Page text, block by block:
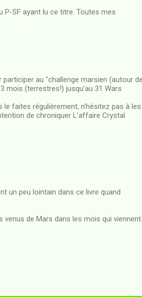
SF ayant lu ce titre. Toutes mes
au "challenge marsien (autour de
mois (terrestres!) jusqu'au 31 Wars
faites régulièrement, n'hésitez pas à les
de chroniquer L'affaire Crystal
un peu lointain dans ce livre quand
de Mars dans les mois qui viennent.